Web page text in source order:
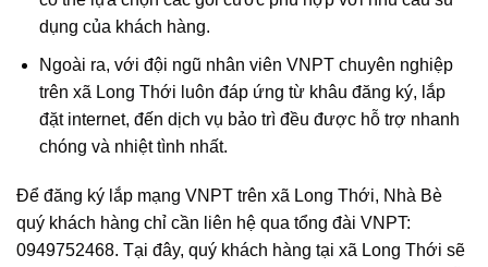
dụng của khách hàng.
Ngoài ra, với đội ngũ nhân viên VNPT chuyên nghiệp
trên xã Long Thới luôn đáp ứng từ khâu đăng ký, lắp
đặt internet, đến dịch vụ bảo trì đều được hỗ trợ nhanh
chóng và nhiệt tình nhất.
Để đăng ký lắp mạng VNPT trên xã Long Thới, Nhà Bè
quý khách hàng chỉ cần liên hệ qua tổng đài VNPT:
0949752468. Tại đây, quý khách hàng tại xã Long Thới sẽ